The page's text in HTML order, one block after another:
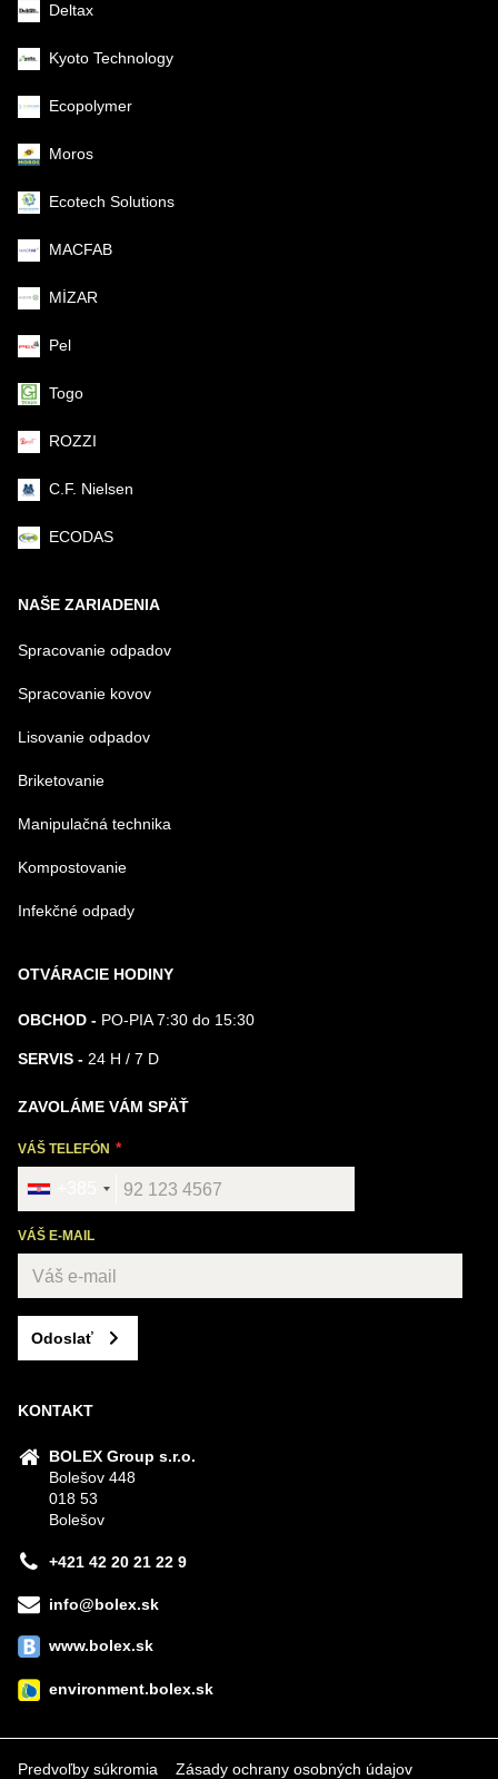
Deltax
Kyoto Technology
Ecopolymer
Moros
Ecotech Solutions
MACFAB
MİZAR
Pel
Togo
ROZZI
C.F. Nielsen
ECODAS
NAŠE ZARIADENIA
Spracovanie odpadov
Spracovanie kovov
Lisovanie odpadov
Briketovanie
Manipulačná technika
Kompostovanie
Infekčné odpady
OTVÁRACIE HODINY
OBCHOD - PO-PIA 7:30 do 15:30
SERVIS - 24 H / 7 D
ZAVOLÁME VÁM SPÄŤ
VÁŠ TELEFÓN
VÁŠ E-MAIL
Odoslať
KONTAKT
BOLEX Group s.r.o.
Bolešov 448
018 53
Bolešov
+421 42 20 21 22 9
info@bolex.sk
www.bolex.sk
environment.bolex.sk
Predvoľby súkromia Zásady ochrany osobných údajov